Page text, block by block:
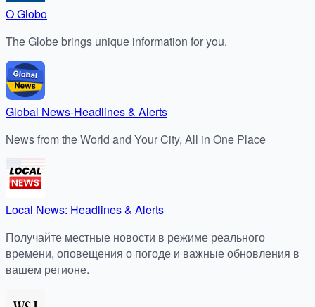
O Globo
The Globe brings unique information for you.
Global News-Headlines & Alerts
News from the World and Your City, All in One Place
Local News: Headlines & Alerts
Получайте местные новости в режиме реального
времени, оповещения о погоде и важные обновления в
вашем регионе.